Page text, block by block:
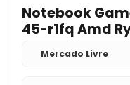
Notebook
45-r1fq Amd
Home 8gb
Polegadas
Mercado Livre